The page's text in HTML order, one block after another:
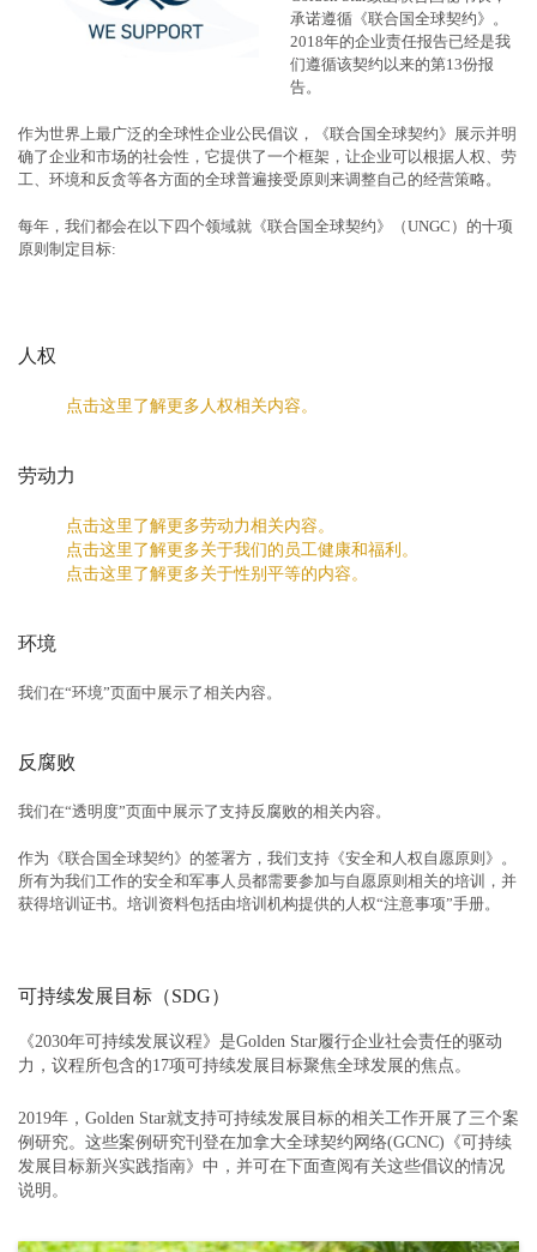
承诺遵循《联合国全球契约》。
2018年的企业责任报告已经是我
们遵循该契约以来的第13份报
告。
作为世界上最广泛的全球性企业公民倡议，《联合国全球契约》展示并明
确了企业和市场的社会性，它提供了一个框架，让企业可以根据人权、劳
工、环境和反贪等各方面的全球普遍接受原则来调整自己的经营策略。
每年，我们都会在以下四个领域就《联合国全球契约》（UNGC）的十项
原则制定目标:
人权
点击这里了解更多人权相关内容。
劳动力
点击这里了解更多劳动力相关内容。
点击这里了解更多关于我们的员工健康和福利。
点击这里了解更多关于性别平等的内容。
环境
我们在“环境”页面中展示了相关内容。
反腐败
我们在“透明度”页面中展示了支持反腐败的相关内容。
作为《联合国全球契约》的签署方，我们支持《安全和人权自愿原则》。
所有为我们工作的安全和军事人员都需要参加与自愿原则相关的培训，并
获得培训证书。培训资料包括由培训机构提供的人权“注意事项”手册。
可持续发展目标（SDG）
《2030年可持续发展议程》是Golden Star履行企业社会责任的驱动
力，议程所包含的17项可持续发展目标聚焦全球发展的焦点。
2019年，Golden Star就支持可持续发展目标的相关工作开展了三个案
例研究。这些案例研究刊登在加拿大全球契约网络(GCNC)《可持续
发展目标新兴实践指南》中，并可在下面查阅有关这些倡议的情况
说明。